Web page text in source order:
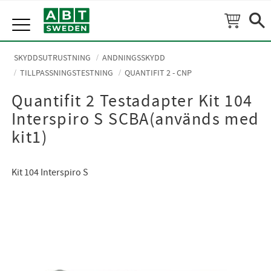
Meny
SKYDDSUTRUSTNING
ANDNINGSSKYDD
TILLPASSNINGSTESTNING
QUANTIFIT 2 - CNP
Quantifit 2 Testadapter Kit 104
Interspiro S SCBA(används med
kit1)
Kit 104 Interspiro S